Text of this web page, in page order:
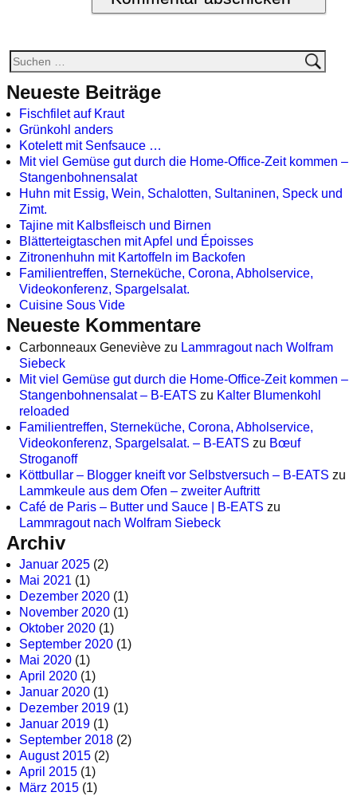
Neueste Beiträge
Fischfilet auf Kraut
Grünkohl anders
Kotelett mit Senfsauce …
Mit viel Gemüse gut durch die Home-Office-Zeit kommen –
Stangenbohnensalat
Huhn mit Essig, Wein, Schalotten, Sultaninen, Speck und
Zimt.
Tajine mit Kalbsfleisch und Birnen
Blätterteigtaschen mit Apfel und Époisses
Zitronenhuhn mit Kartoffeln im Backofen
Familientreffen, Sterneküche, Corona, Abholservice,
Videokonferenz, Spargelsalat.
Cuisine Sous Vide
Neueste Kommentare
Carbonneaux Geneviève zu Lammragout nach Wolfram
Siebeck
Mit viel Gemüse gut durch die Home-Office-Zeit kommen –
Stangenbohnensalat – B-EATS zu Kalter Blumenkohl
reloaded
Familientreffen, Sterneküche, Corona, Abholservice,
Videokonferenz, Spargelsalat. – B-EATS zu Bœuf
Stroganoff
Köttbullar – Blogger kneift vor Selbstversuch – B-EATS zu
Lammkeule aus dem Ofen – zweiter Auftritt
Café de Paris – Butter und Sauce | B-EATS zu
Lammragout nach Wolfram Siebeck
Archiv
Januar 2025 (2)
Mai 2021 (1)
Dezember 2020 (1)
November 2020 (1)
Oktober 2020 (1)
September 2020 (1)
Mai 2020 (1)
April 2020 (1)
Januar 2020 (1)
Dezember 2019 (1)
Januar 2019 (1)
September 2018 (2)
August 2015 (2)
April 2015 (1)
März 2015 (1)